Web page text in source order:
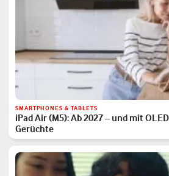
SMARTPHONES & TABLETS
iPad Air (M5): Ab 2027 – und mit
Gerüchte